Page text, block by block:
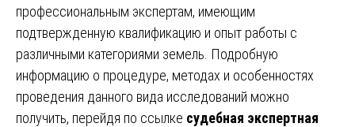
профессиональным экспертам, имеющим
подтвержденную квалификацию и опыт работы с
различными категориями земель. Подробную
информацию о процедуре, методах и особенностях
проведения данного вида исследований можно
получить, перейдя по ссылке судебная экспертная